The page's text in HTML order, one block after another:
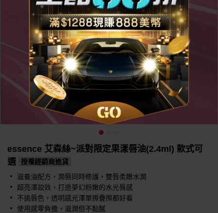
essence 艾森絲~派對限定果漾唇油(2.4ml) 款式可
選
授權經銷商進貨
滋養油配方，潤唇同時修護，雙唇柔嫩水潤
超亮澤妝效，打造夢幻粉嫩的水光唇感
不挑唇色，透明感光澤單擦疊擦都好看
使用感零負擔，滋潤但不黏膩